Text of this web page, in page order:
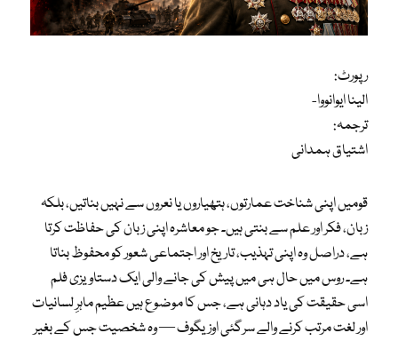
رپورٹ:
الینا ایوانووا-
ترجمہ:
اشتیاق ہمدانی
قومیں اپنی شناخت عمارتوں، ہتھیاروں یا نعروں سے نہیں بناتیں، بلکہ
زبان، فکر اور علم سے بنتی ہیں۔ جو معاشرہ اپنی زبان کی حفاظت کرتا
ہے، دراصل وہ اپنی تہذیب، تاریخ اور اجتماعی شعور کو محفوظ بناتا
ہے۔ روس میں حال ہی میں پیش کی جانے والی ایک دستاویزی فلم
اسی حقیقت کی یاد دہانی ہے، جس کا موضوع ہیں عظیم ماہرِ لسانیات
اور لغت مرتب کرنے والے سرگئی اوزیگوف — وہ شخصیت جس کے بغیر